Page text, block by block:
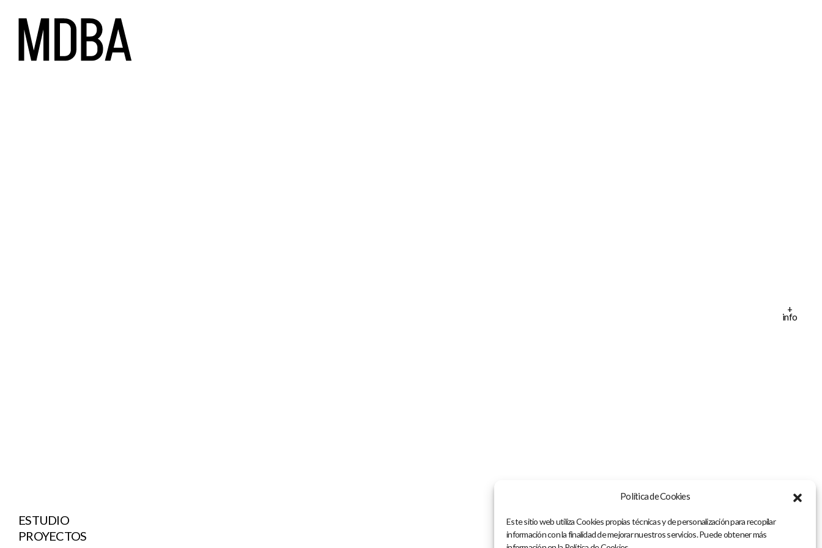
Política de Cookies
Este sitio web utiliza Cookies propias técnicas y de personalización para recopilar
información con la finalidad de mejorar nuestros servicios. Puede obtener más
ESTUDIO
PROYECTOS
+
info